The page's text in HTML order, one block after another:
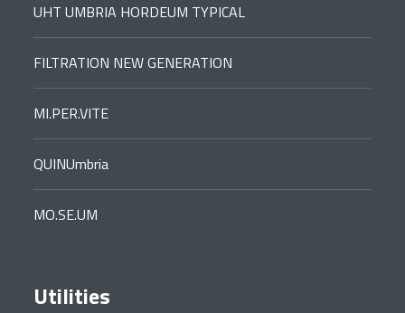
UHT UMBRIA HORDEUM TYPICAL
FILTRATION NEW GENERATION
MI.PER.VITE
QUINUmbria
MO.SE.UM
Utilities